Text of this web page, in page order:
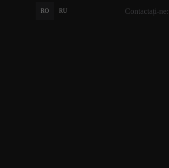
RO RU Contactați-ne: